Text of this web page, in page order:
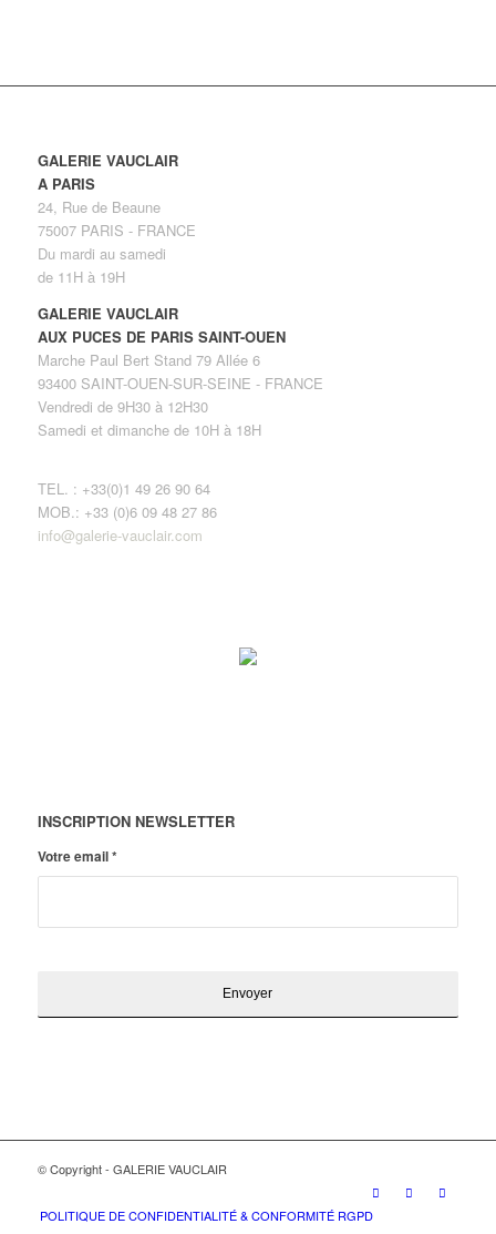
GALERIE VAUCLAIR
A PARIS
24, Rue de Beaune
75007 PARIS - FRANCE
Du mardi au samedi
de 11H à 19H
GALERIE VAUCLAIR
AUX PUCES DE PARIS SAINT-OUEN
Marche Paul Bert Stand 79 Allée 6
93400 SAINT-OUEN-SUR-SEINE - FRANCE
Vendredi de 9H30 à 12H30
Samedi et dimanche de 10H à 18H
TEL. : +33(0)1 49 26 90 64
MOB.: +33 (0)6 09 48 27 86
info@galerie-vauclair.com
INSCRIPTION NEWSLETTER
Votre email*
© Copyright - GALERIE VAUCLAIR
POLITIQUE DE CONFIDENTIALITÉ & CONFORMITÉ RGPD